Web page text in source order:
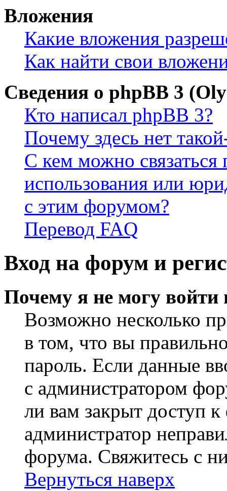
Вложения
Какие вложения
Как найти свои
Сведения о phpBB 3
Кто написал phpBB 3?
Почему здесь нет
С кем можно связаться
использования или
с этим форумом?
Перевод FAQ
Вход на форум и
Почему я не могу войти
Возможно несколько
в том, что вы
пароль. Если данные
с администратором
ли вам закрыт доступ
администратор
форума. Свяжитесь с
Вернуться наверх